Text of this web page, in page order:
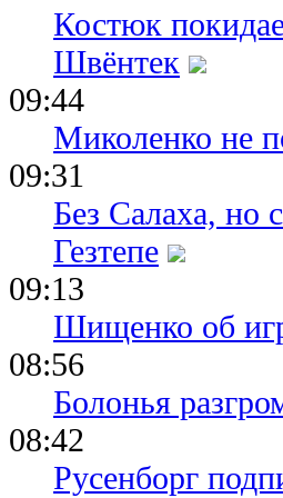
Костюк
Швёнтек
09:44
Миколенко не
09:31
Без Салаха, но
Гезтепе
09:13
Шищенко об
08:56
Болонья
08:42
Русенборг